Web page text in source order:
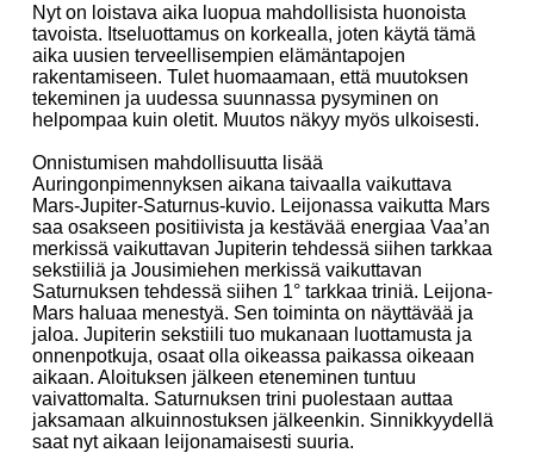
Nyt on loistava aika luopua mahdollisista huonoista
tavoista. Itseluottamus on korkealla, joten käytä tämä
aika uusien terveellisempien elämäntapojen
rakentamiseen. Tulet huomaamaan, että muutoksen
tekeminen ja uudessa suunnassa pysyminen on
helpompaa kuin oletit. Muutos näkyy myös ulkoisesti.
Onnistumisen mahdollisuutta lisää
Auringonpimennyksen aikana taivaalla vaikuttava
Mars-Jupiter-Saturnus-kuvio. Leijonassa vaikutta Mars
saa osakseen positiivista ja kestävää energiaa Vaa’an
merkissä vaikuttavan Jupiterin tehdessä siihen tarkkaa
sekstiiliä ja Jousimiehen merkissä vaikuttavan
Saturnuksen tehdessä siihen 1° tarkkaa triniä. Leijona-
Mars haluaa menestyä. Sen toiminta on näyttävää ja
jaloa. Jupiterin sekstiili tuo mukanaan luottamusta ja
onnenpotkuja, osaat olla oikeassa paikassa oikeaan
aikaan. Aloituksen jälkeen eteneminen tuntuu
vaivattomalta. Saturnuksen trini puolestaan auttaa
jaksamaan alkuinnostuksen jälkeenkin. Sinnikkyydellä
saat nyt aikaan leijonamaisesti suuria.